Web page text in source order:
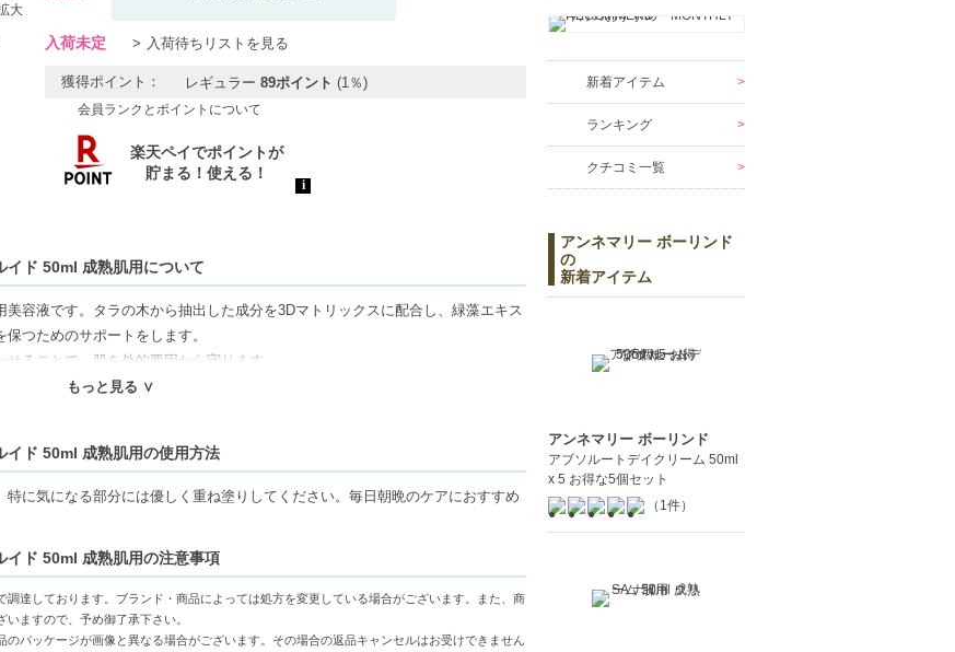
大
入荷未定 入荷待ちリストを見る
獲得ポイント： レギュラー 89ポイント (1％)
会員ランクとポイントについて
イド 50ml 成熟肌用について
容液です。タラの木から抽出した成分を3Dマトリックスに配合し、緑藻エキス
つためのサポートをします。
ることで、肌を外的要因から守ります。
まり、滑らかな印象を与えます。
代引きでご注文いただいた場合は、コンビニ後払いに変更をさせて頂きます。
円以上の場合、別途手数料が発生する場合があります。予めご了承ください。
係で荷物を分割して配送する場合がございます。予めご了承ください。また、
もっと見る ∨
イド 50ml 成熟肌用の使用方法
に気になる部分には優しく重ね塗りしてください。毎日朝晩のケアにおすすめ
イド 50ml 成熟肌用の注意事項
達しております。ブランド・商品によっては処方を変更している場合がございます。また、商
ますので、予め御了承下さい。
パッケージが画像と異なる場合がございます。その場合の返品キャンセルはお受けできません
新着アイテム
ランキング
クチコミ一覧
アンネマリー ボーリンド
の
新着アイテム
アンネマリー ボーリンド
アブソルートデイクリーム 50ml
x 5 お得な5個セット
（1件）